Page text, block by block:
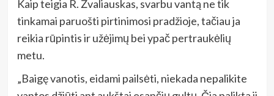
Kaip teigia R. Žvaliauskas, svarbu vantą ne tik
tinkamai paruošti pirtinimosi pradžioje, tačiau ja
reikia rūpintis ir užėjimų bei ypač pertraukėlių
metu.
„Baigę vanotis, eidami pailsėti, niekada nepalikite